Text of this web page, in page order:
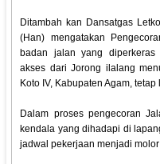
Ditambah kan Dansatgas
(Han) mengatakan
badan jalan yang
akses dari Jorong ilalang
Koto IV, Kabupaten Agam,
Dalam proses pengecoran
kendala yang dihadapi di
jadwal pekerjaan menjadi